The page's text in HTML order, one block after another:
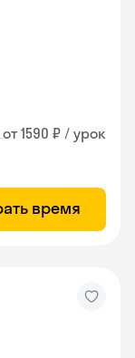
от 1590 ₽ / урок
время